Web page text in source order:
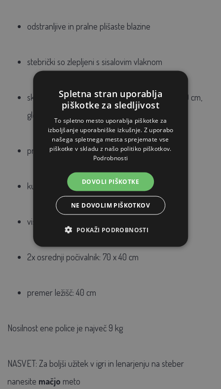
odstranljive in pralne plišaste blazine
stebrički so zlepljeni s sisalovim vlaknom
skupna višina: 185 cm, širina: min. 112 cm, max 140 cm,
globina: min 50 cm, max 65 cm
premer stebrov: 10 cm
kukavica: 40 x 30 cm
viseča gugalna postelja: 45 x 30 cm
2x osrednji počivalnik: 70 x 40 cm
premer ležišč: 40 cm
Nosilnost ene police je največ 9 kg
NASVET: Za boljši užitek v igri in lenarjenju na steber
nanesite mačjo meto
Spletna stran uporablja
piškotke za sledljivost
To spletno mesto uporablja piškotke za
izboljšanje uporabniške izkušnje. Z uporabo
našega spletnega mesta sprejemate vse
piškotke v skladu z našo politiko piškotkov.
Podrobnosti
DOVOLI PIŠKOTKE
NE DOVOLIM PIŠKOTKOV
POKAŽI PODROBNOSTI